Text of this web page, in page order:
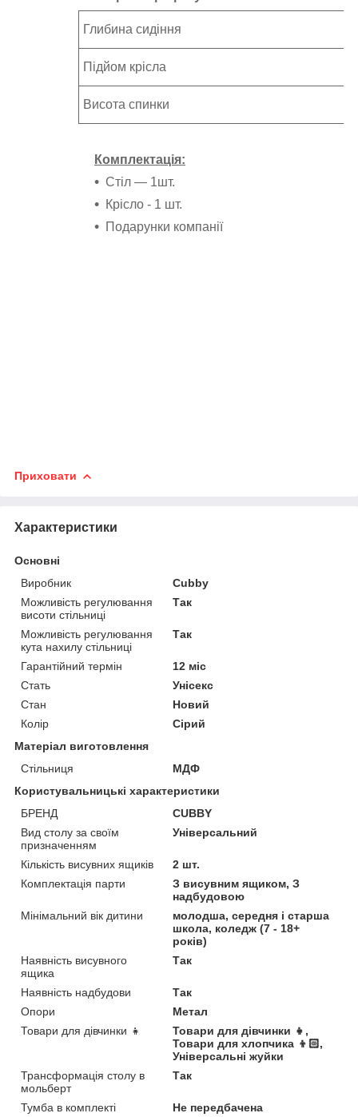
Глибина сидіння
Підйом крісла
Висота спинки
Комплектація:
Стіл ― 1шт.
Крісло - 1 шт.
Подарунки компанії
Приховати
Характеристики
Основні
Виробник
Cubby
Можливість регулювання
висоти стільниці
Так
Можливість регулювання
кута нахилу стільниці
Так
Гарантійний термін
12 міс
Стать
Унісекс
Стан
Новий
Колір
Сірий
Матеріал виготовлення
Стільниця
МДФ
Користувальницькі характеристики
БРЕНД
CUBBY
Вид столу за своїм
призначенням
Універсальний
Кількість висувних ящиків
2 шт.
Комплектація парти
З висувним ящиком, З
надбудовою
Мінімальний вік дитини
молодша, середня і старша
школа, коледж (7 - 18+
років)
Наявність висувного
ящика
Так
Наявність надбудови
Так
Опори
Метал
Товари для дівчинки 👧
Товари для дівчинки 👧,
Товари для хлопчика 👦🏻,
Універсальні жуйки
Трансформація столу в
мольберт
Так
Тумба в комплекті
Не передбачена